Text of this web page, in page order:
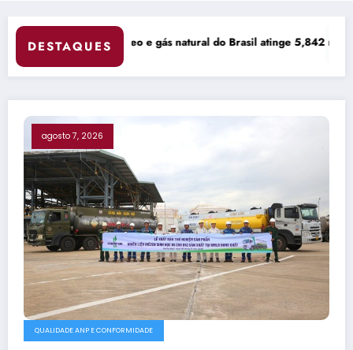
DESTAQUES
atinge 5,842 milhões de boe/d em junhoChina Coke Market Remains Stable; Overall
agosto 7, 2026
QUALIDADE ANP E CONFORMIDADE